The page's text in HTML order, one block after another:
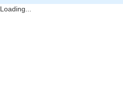
Loading...